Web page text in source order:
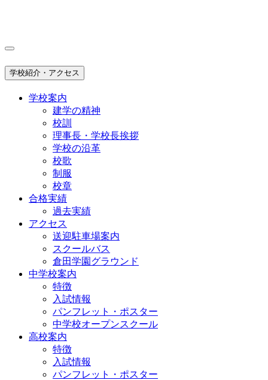
学校紹介・アクセス
学校案内
建学の精神
校訓
理事長・学校長挨拶
学校の沿革
校歌
制服
校章
合格実績
過去実績
アクセス
送迎駐車場案内
スクールバス
倉田学園グラウンド
中学校案内
特徴
入試情報
パンフレット・ポスター
中学校オープンスクール
高校案内
特徴
入試情報
パンフレット・ポスター